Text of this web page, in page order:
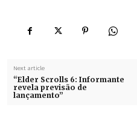
Next article
“Elder Scrolls 6: Informante
revela previsão de
lançamento”